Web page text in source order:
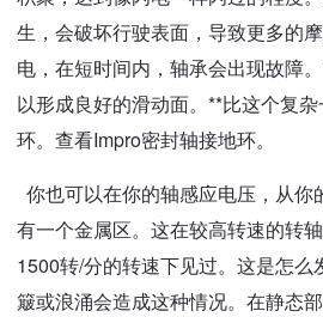
生，会破坏行驶表面，导致更多的
电，在短时间内，轴承会出现故障
以形成良好的滑动面。**比这个复
环。查看Impro密封轴接地环。
你也可以在你的轴感应电压，从你
有一个金属区。这在较高转速的转
1500转/分的转速下见过。这是怎么
簸或浪涌会造成这种情况。在静态